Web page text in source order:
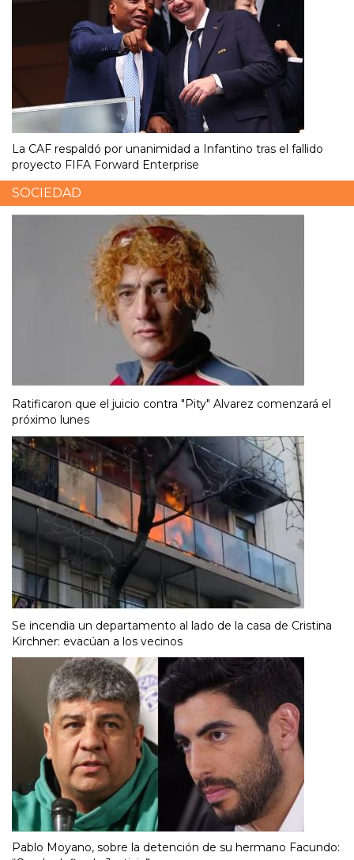
La CAF respaldó por unanimidad a Infantino tras el fallido
proyecto FIFA Forward Enterprise
SOCIEDAD
Ratificaron que el juicio contra "Pity" Alvarez comenzará el
próximo lunes
Se incendia un departamento al lado de la casa de Cristina
Kirchner: evacúan a los vecinos
Pablo Moyano, sobre la detención de su hermano Facundo: